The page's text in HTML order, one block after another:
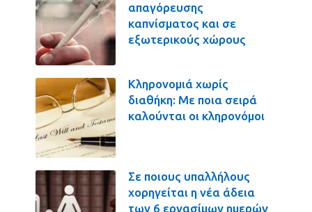
απαγόρευσης
καπνίσματος και σε
εξωτερικούς χώρους
Κληρονομιά χωρίς
διαθήκη: Με ποια σειρά
καλούνται οι κληρονόμοι
Σε ποιους υπαλλήλους
χορηγείται η νέα άδεια
των 6 εργασίμων ημερών